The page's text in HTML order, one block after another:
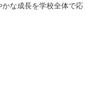
な成長を学校全体で応